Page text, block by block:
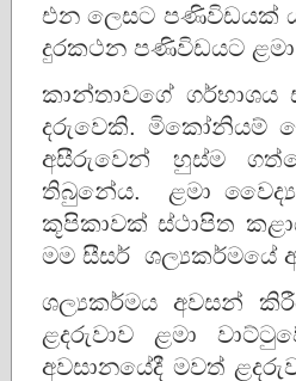
එන ලෙසට පණිවිඩයක්
දුරකථන පණිවිඩයට
කාන්තාවගේ
දරුවෙකි. මිකෝනියම්
අසීරුවෙන් හුස්ම
තිබුනේය. ළමා
කූපිකාවක් ස්ථාපිත
මම සීසර් ශල්‍යකර්මයේ
ශල්‍යකර්මය අවසන්
ළදරුවාව ළමා
අවසානයේදී මවත්